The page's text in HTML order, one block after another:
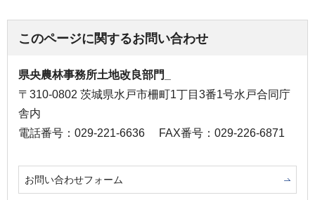
このページに関するお問い合わせ
県央農林事務所土地改良部門_
〒310-0802 茨城県水戸市柵町1丁目3番1号水戸合同庁
舎内
電話番号：029-221-6636
FAX番号：029-226-6871
お問い合わせフォーム